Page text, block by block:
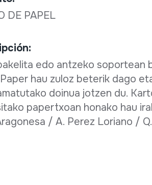
DE PAPEL
edo antzeko soportean
hau zuloz beterik dago
doinua jotzen du.
papertxoan honako hau
/ A. Perez Loriano /